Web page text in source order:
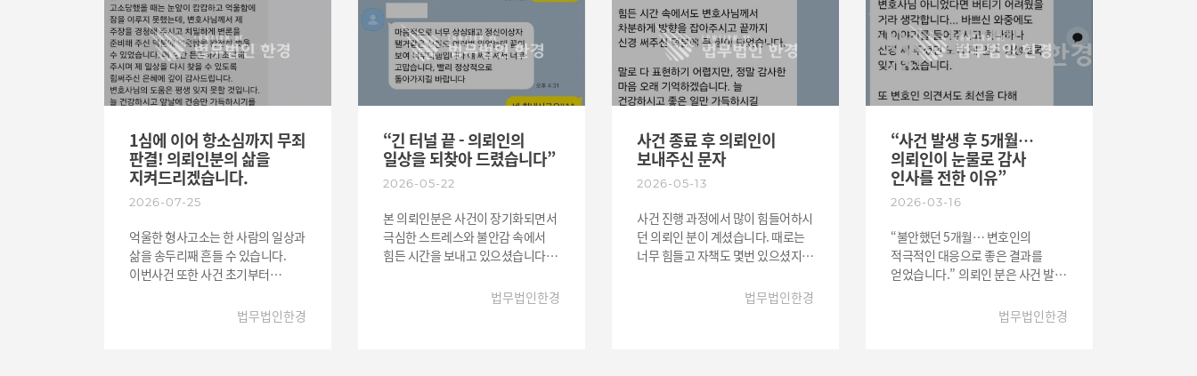
1심에 이어 항소심까지 무죄
판결! 의뢰인분의 삶을
지켜드리겠습니다.
2026-07-25
억울한 형사고소는 한 사람의 일상과
삶을 송두리째 흔들 수 있습니다.
이번사건 또한 사건 초기부터
경청하고 사실관계와 증거를 면밀히
법무법인한경
“긴 터널 끝 - 의뢰인의
일상을 되찾아 드렸습니다”
2026-05-22
본 의뢰인분은 사건이 장기화되면서
극심한 스트레스와 불안감 속에서
힘든 시간을 보내고 있으셨습니다.
심리적 압박이 큰 상황이었고 결과에
법무법인한경
사건 종료 후 의뢰인이
보내주신 문자
2026-05-13
사건 진행 과정에서 많이 힘들어하시
던 의뢰인 분이 계셨습니다. 때로는
너무 힘들고 자책도 몇번 있으셨지만
도와드렸고 같이 방향성을 잡아가며
법무법인한경
“사건 발생 후 5개월…
의뢰인이 눈물로 감사
인사를 전한 이유”
2026-03-16
“불안했던 5개월… 변호인의
적극적인 대응으로 좋은 결과를
얻었습니다.” 의뢰인 분은 사건 발생
과정에서 큰 불안과 압박을 겪고
법무법인한경